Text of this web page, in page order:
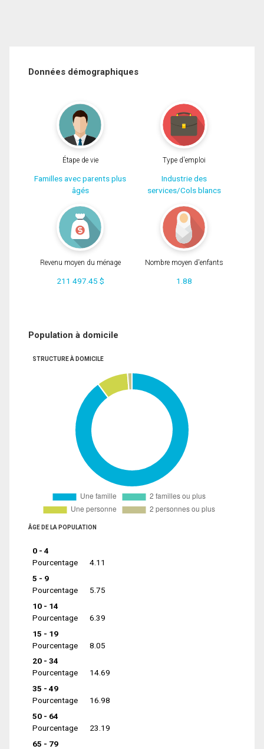
Données démographiques
Étape de vie
Familles avec parents plus
âgés
Type d'emploi
Industrie des
services/Cols blancs
Revenu moyen du ménage
211 497.45 $
Nombre moyen d'enfants
1.88
Population à domicile
STRUCTURE À DOMICILE
ÂGE DE LA POPULATION
0 - 4
Pourcentage
4.11
5 - 9
Pourcentage
5.75
10 - 14
Pourcentage
6.39
15 - 19
Pourcentage
8.05
20 - 34
Pourcentage
14.69
35 - 49
Pourcentage
16.98
50 - 64
Pourcentage
23.19
65 - 79